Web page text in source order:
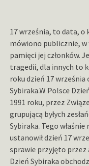
17 września, to data,
mówiono publicznie, w
pamięci jej członków.
tragedii, dla innych to
roku dzień 17
Sybiraka.W Polsce
1991 roku, przez
grupującą byłych
Sybiraka. Tego
ustanowił dzień 17
sprawie przyjęto przez
Dzień Sybiraka